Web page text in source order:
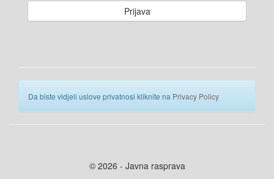
Prijava
Da biste vidjeli uslove privatnosi kliknite na Privacy Policy
© 2026 - Javna rasprava